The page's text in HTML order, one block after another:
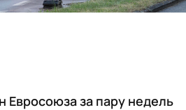
Евросоюза за пару недель